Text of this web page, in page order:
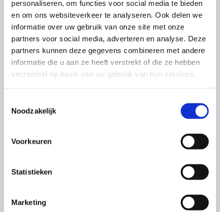
personaliseren, om functies voor social media te bieden
en om ons websiteverkeer te analyseren. Ook delen we
informatie over uw gebruik van onze site met onze
partners voor social media, adverteren en analyse. Deze
partners kunnen deze gegevens combineren met andere
informatie die u aan ze heeft verstrekt of die ze hebben
verzameld op basis van uw gebruik van hun services.
Noodzakelijk
Voorkeuren
Statistieken
Marketing
Owen Jake
kraamverzorgsters Caty en Nicolien.